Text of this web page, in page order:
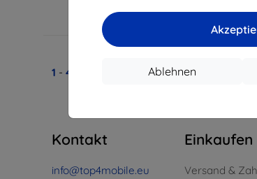
Ablehnen
15,21 €
Auf Lager > 5 Stk. Auf
1 - 4
Kontakt
info@top4mobile.eu
Einkaufen
Versand &